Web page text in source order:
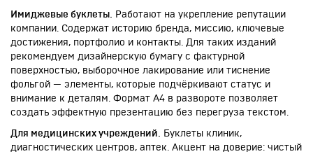
Имиджевые буклеты. Работают на укрепление репутации
компании. Содержат историю бренда, миссию, ключевые
достижения, портфолио и контакты. Для таких изданий
рекомендуем дизайнерскую бумагу с фактурной
поверхностью, выборочное лакирование или тиснение
фольгой — элементы, которые подчёркивают статус и
внимание к деталям. Формат А4 в развороте позволяет
создать эффектную презентацию без перегруза текстом.
Для медицинских учреждений. Буклеты клиник,
диагностических центров, аптек. Акцент на доверие: чистый